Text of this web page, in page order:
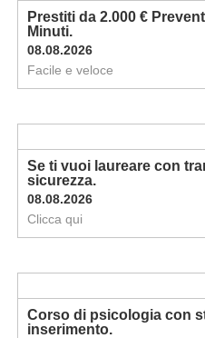
Prestiti da 2.000 €
Minuti.
08.08.2026
Facile e veloce
Se ti vuoi laureare con
sicurezza.
08.08.2026
Clicca qui
Corso di psicologia con
inserimento.